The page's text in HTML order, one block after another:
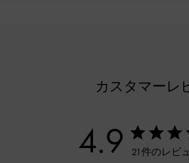
カスタマーレ
4.9 21件のレビ